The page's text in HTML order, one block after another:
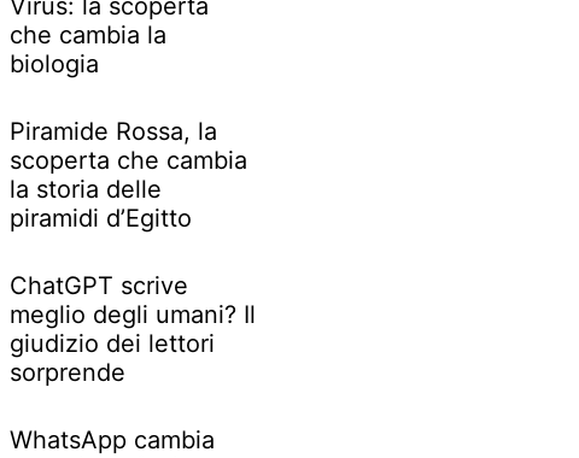
Virus: la scoperta
che cambia la
biologia
Piramide Rossa, la
scoperta che cambia
la storia delle
piramidi d’Egitto
ChatGPT scrive
meglio degli umani? Il
giudizio dei lettori
sorprende
WhatsApp cambia